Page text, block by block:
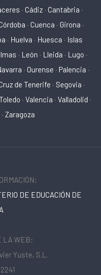
· Cádiz · Cantabria ·
· Cuenca · Girona ·
· Huelva · Huesca · Islas
· León · Lleida · Lugo ·
· Ourense · Palencia ·
de Tenerife · Segovia ·
· Valencia · Valladolid ·
· Zaragoza
DE EDUCACIÓN DE
LA WEB:
Yuste, S.L.